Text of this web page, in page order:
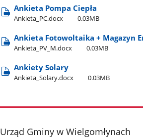
Ankieta Pompa Ciepła
Ankieta​_PC.docx 0.03MB
Ankieta Fotowoltaika + Magazyn
Ankieta​_PV​_M.docx 0.03MB
Ankiety Solary
Ankieta​_Solary.docx 0.03MB
stopka
Urząd Gminy w Wielgomłynach